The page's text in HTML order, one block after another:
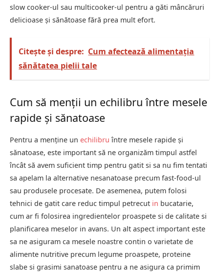
slow cooker-ul sau multicooker-ul pentru a găti mâncăruri
delicioase și sănătoase fără prea mult efort.
Citește și despre: Cum afectează alimentația
sănătatea pielii tale
Cum să menții un echilibru între mesele
rapide și sănatoase
Pentru a menține un echilibru între mesele rapide și
sănatoase, este important să ne organizăm timpul astfel
încât să avem suficient timp pentru gatit si sa nu fim tentati
sa apelam la alternative nesanatoase precum fast-food-ul
sau produsele procesate. De asemenea, putem folosi
tehnici de gatit care reduc timpul petrecut in bucatarie,
cum ar fi folosirea ingredientelor proaspete si de calitate si
planificarea meselor in avans. Un alt aspect important este
sa ne asiguram ca mesele noastre contin o varietate de
alimente nutritive precum legume proaspete, proteine
slabe si grasimi sanatoase pentru a ne asigura ca primim